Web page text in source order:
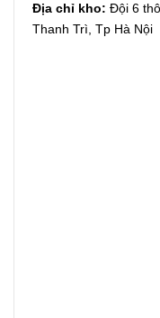
Địa chỉ kho: Đội 6
Thanh Trì, Tp Hà Nội